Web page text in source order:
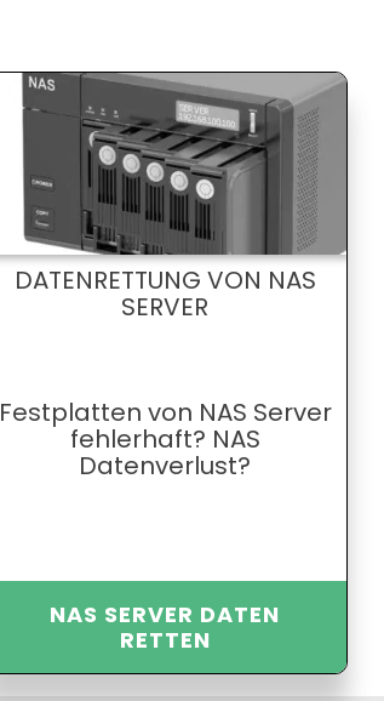
DATENRETTUNG VON NAS
SERVER
Festplatten von NAS Server
fehlerhaft? NAS
Datenverlust?
NAS SERVER DATEN
RETTEN